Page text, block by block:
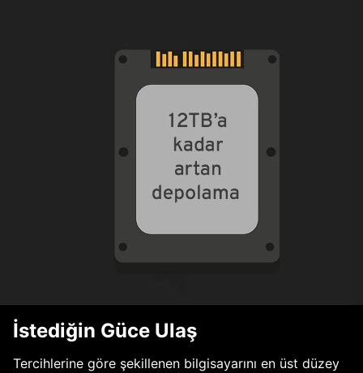
İstediğin Güce Ulaş
Tercihlerine göre şekillenen bilgisayarını en üst düzey